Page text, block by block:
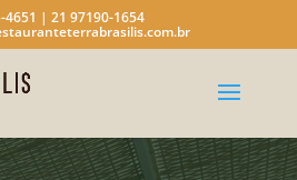
4651 | 21 97190-1654